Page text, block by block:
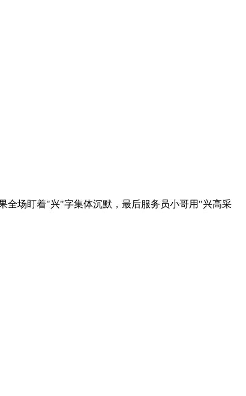
全场盯着"兴"字集体沉默，最后服务员小哥用"兴高采